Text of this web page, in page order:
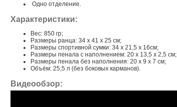
Одно отделение.
Характеристики:
Вес: 850 гр;
Размеры ранца: 34 x 41 x 25 см;
Размеры спортивной сумки: 34 х 21,5 х 16см;
Размеры пенала с наполнением: 20 х 13,5 х 2,5 см;
Размеры пенала без наполнения: 20 х 9 х 7 см;
Объём: 25,5 л (без боковых карманов).
Видеообзор: